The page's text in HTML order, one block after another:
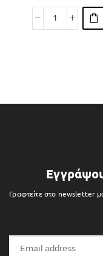
Γραφτείτε στο newsletter